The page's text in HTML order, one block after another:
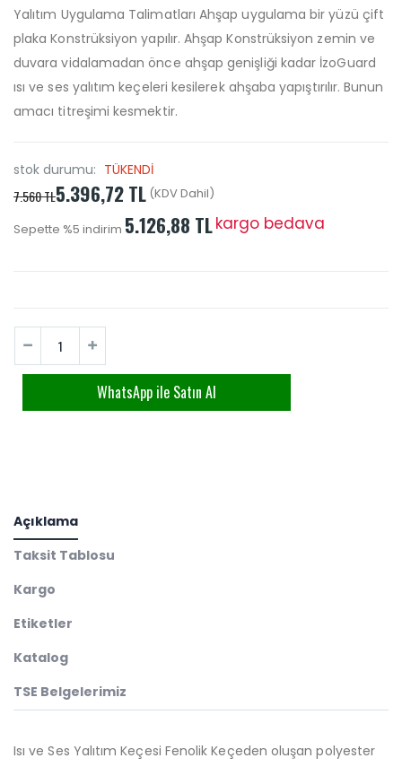
Yalıtım Uygulama Talimatları Ahşap uygulama bir yüzü çift
plaka Konstrüksiyon yapılır. Ahşap Konstrüksiyon zemin ve
duvara vidalamadan önce ahşap genişliği kadar İzoGuard
ısı ve ses yalıtım keçeleri kesilerek ahşaba yapıştırılır. Bunun
amacı titreşimi kesmektir.
stok durumu: TÜKENDİ
7.560 TL5.396,72 TL (KDV Dahil)
Sepette %5 indirim 5.126,88 TLkargo bedava
WhatsApp ile Satın Al
Açıklama
Taksit Tablosu
Kargo
Etiketler
Katalog
TSE Belgelerimiz
Isı ve Ses Yalıtım Keçesi Fenolik Keçeden oluşan polyester